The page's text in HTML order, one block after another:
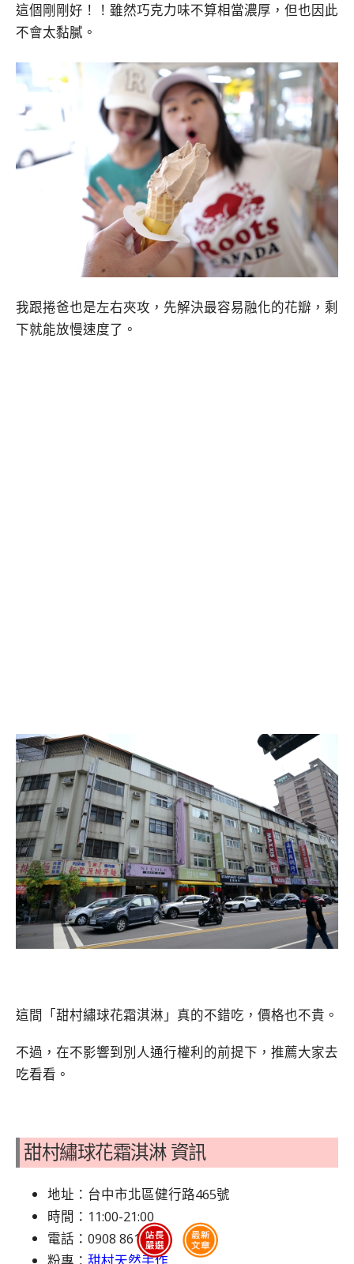
這個剛剛好！！雖然巧克力味不算相當濃厚，但也因此
不會太黏膩。
我跟捲爸也是左右夾攻，先解決最容易融化的花瓣，剩
下就能放慢速度了。
這間「甜村繡球花霜淇淋」真的不錯吃，價格也不貴。
不過，在不影響到別人通行權利的前提下，推薦大家去
吃看看。
甜村繡球花霜淇淋 資訊
地址：台中市北區健行路465號
時間：11:00-21:00
電話：0908 861 206
粉專： 甜村天然手作